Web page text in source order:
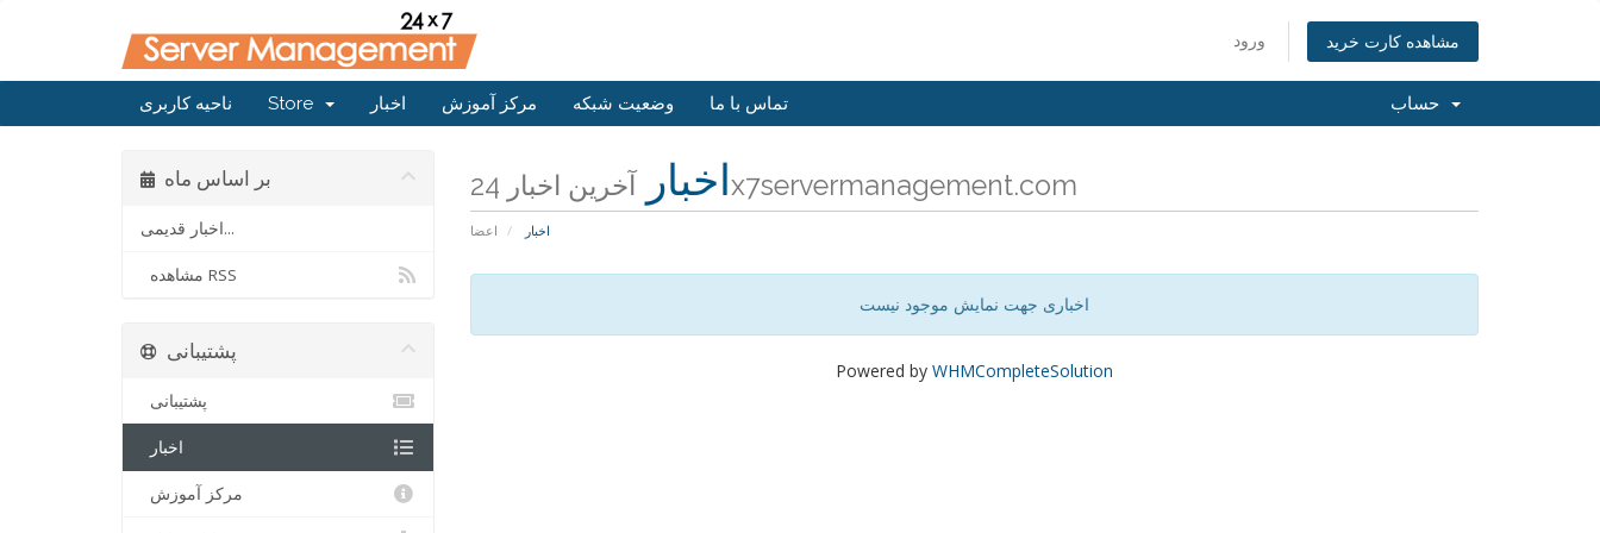
ورود مشاهده کارت خرید
ناحیه کاربری Store اخبار مرکز آموزش وضعیت شبکه تماس با ما
اخبارآخرین اخبار 24x7servermanagement.com
اعضا اخبار
بر اساس ماه
اخبار قدیمی...
مشاهده RSS
اخباری جهت نمایش موجود نیست
Powered by WHMCompleteSolution
پشتیبانی
پشتیبانی
اخبار
مرکز آموزش